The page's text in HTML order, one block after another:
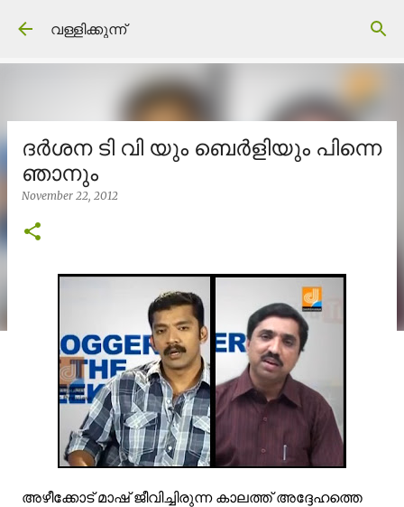
വള്ളിക്കുന്ന്
ദര്‍ശന ടി വി യും ബെര്‍ളിയും പിന്നെ
ഞാനും
November 22, 2012
അഴീക്കോട് മാഷ്‌ ജീവിച്ചിരുന്ന കാലത്ത് അദ്ദേഹത്തെ